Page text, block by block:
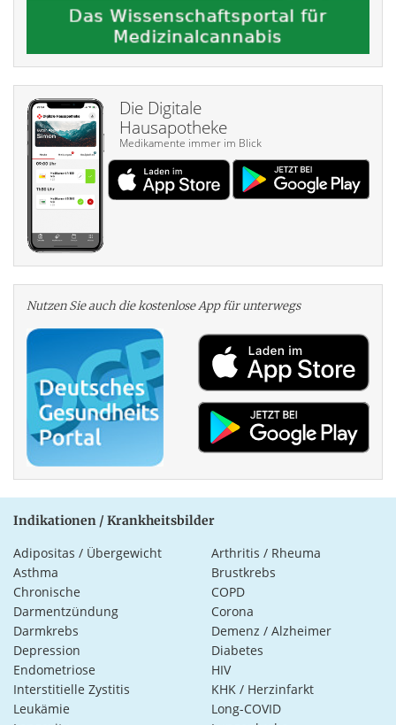
Die Digitale
Hausapotheke
Medikamente immer im Blick
Nutzen Sie auch die kosten­lose App für unterwegs
Indikationen / Krankheitsbilder
Adipositas / Übergewicht
Arthritis / Rheuma
Asthma
Brustkrebs
Chronische
Darmentzündung
COPD
Corona
Darmkrebs
Demenz / Alzheimer
Depression
Diabetes
Endometriose
HIV
Interstitielle Zystitis
KHK / Herzinfarkt
Leukämie
Long-COVID